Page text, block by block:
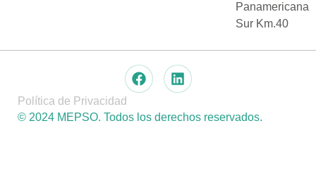
Panamericana
Sur Km.40
Política de Privacidad
© 2024 MEPSO. Todos los derechos reservados.